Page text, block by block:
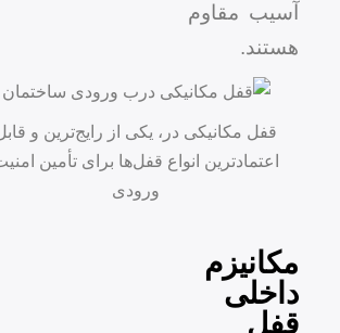
آسیب مقاوم
هستند.
قفل مکانیکی در، یکی از رایج‌ترین و قابل
اعتمادترین انواع قفل‌ها برای تأمین امنیت
ورودی
مکانیزم
داخلی
قفل